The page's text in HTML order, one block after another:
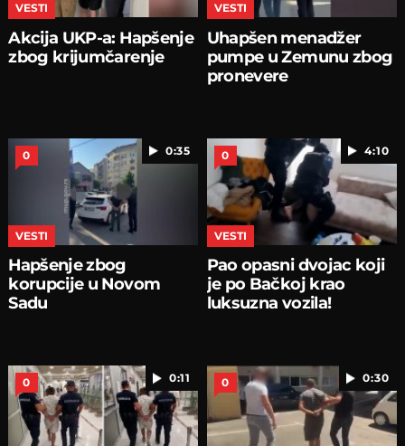
VESTI
Akcija UKP-a: Hapšenje
zbog krijumčarenje
VESTI
Uhapšen menadžer
pumpe u Zemunu zbog
pronevere
0:35
0
VESTI
Hapšenje zbog
korupcije u Novom
Sadu
4:10
0
VESTI
Pao opasni dvojac koji
je po Bačkoj krao
luksuzna vozila!
0:11
0 0:30
0